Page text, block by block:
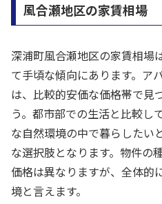
風合瀬地区の家賃相場
深浦町風合瀬地区の家賃相場
て手頃な傾向にあります。ア
は、比較的安価な価格帯で見
う。都市部での生活と比較し
な自然環境の中で暮らしたい
な選択肢となります。物件の
価格は異なりますが、全体的
境と言えます。